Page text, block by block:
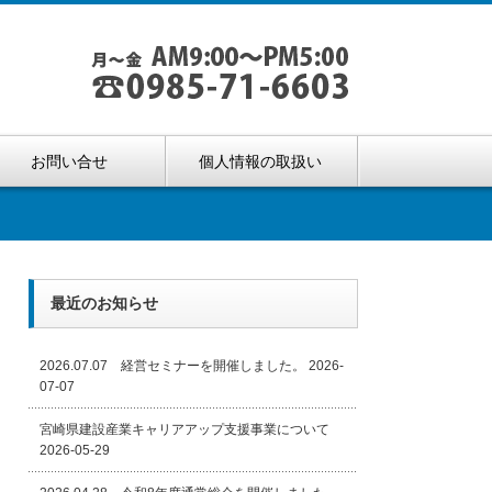
お問い合せ 個人情報の取扱い
最近のお知らせ
2026.07.07 経営セミナーを開催しました。
2026-
07-07
宮崎県建設産業キャリアアップ支援事業について
2026-05-29